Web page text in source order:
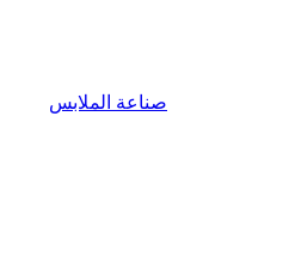
صناعة الملابس